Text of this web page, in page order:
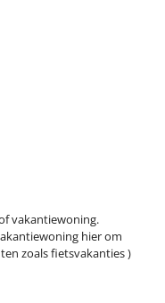
vakantiewoning.
hier om
zoals fietsvakanties )